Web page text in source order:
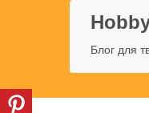
Блог для